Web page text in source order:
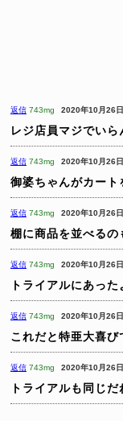
返信 743mg 2020年10月26
レジ店員マジでいら
返信 743mg 2020年10月26
御婆ちゃんがカー
返信 743mg 2020年10月26
棚に商品を並べるの
返信 743mg 2020年10月26
トライアルにあった
返信 743mg 2020年10月26
これだと特亜大喜び
返信 743mg 2020年10月26
トライアルも同じだ